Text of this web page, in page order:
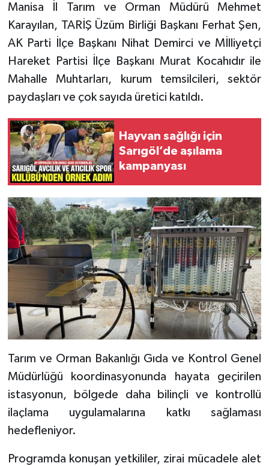
Manisa İl Tarım ve Orman Müdürü Mehmet
Karayılan, TARİŞ Üzüm Birliği Başkanı Ferhat Şen,
AK Parti İlçe Başkanı Nihat Demirci ve Mİlliyetçi
Hareket Partisi İlçe Başkanı Murat Kocahıdır ile
Mahalle Muhtarları, kurum temsilcileri, sektör
paydaşları ve çok sayıda üretici katıldı.
Hayvan sağlığı için
Sarıgöl’de aşılama
kampanyası
Tarım ve Orman Bakanlığı Gıda ve Kontrol Genel
Müdürlüğü koordinasyonunda hayata geçirilen
istasyonun, bölgede daha bilinçli ve kontrollü
ilaçlama uygulamalarına katkı sağlaması
hedefleniyor.
Programda konuşan yetkililer, zirai mücadele alet